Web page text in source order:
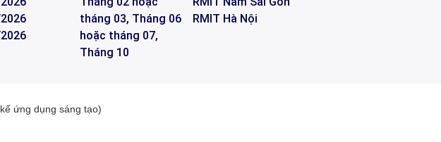
tháng 03, Tháng 06
hoặc tháng 07,
Tháng 10
RMIT Hà Nội
ứng dụng sáng tạo)